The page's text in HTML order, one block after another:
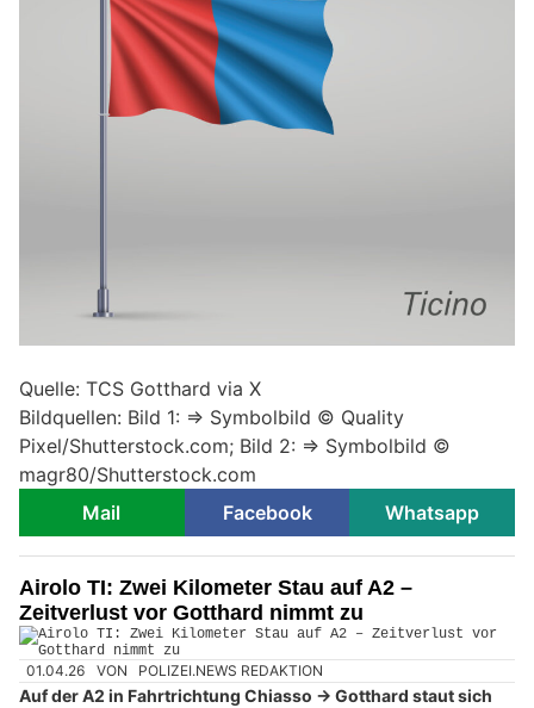
Quelle: TCS Gotthard via X
Bildquellen: Bild 1: => Symbolbild © Quality
Pixel/Shutterstock.com; Bild 2: => Symbolbild ©
magr80/Shutterstock.com
Mail
Facebook Whatsapp
Airolo TI: Zwei Kilometer Stau auf A2 –
Zeitverlust vor Gotthard nimmt zu
01.04.26 VON POLIZEI.NEWS REDAKTION
Auf der A2 in Fahrtrichtung Chiasso → Gotthard staut sich